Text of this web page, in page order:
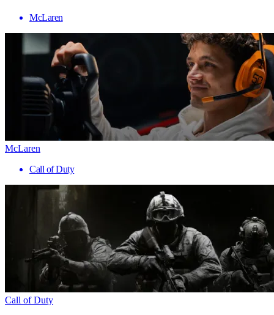
McLaren
McLaren
Call of Duty
Call of Duty